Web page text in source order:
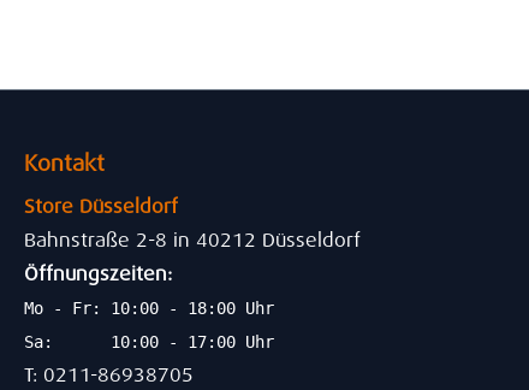
Kontakt
Store Düsseldorf
Bahnstraße 2-8 in 40212 Düsseldorf
Öffnungszeiten:
Mo - Fr: 10:00 - 18:00 Uhr
Sa: 10:00 - 17:00 Uhr
T: 0211-86938705